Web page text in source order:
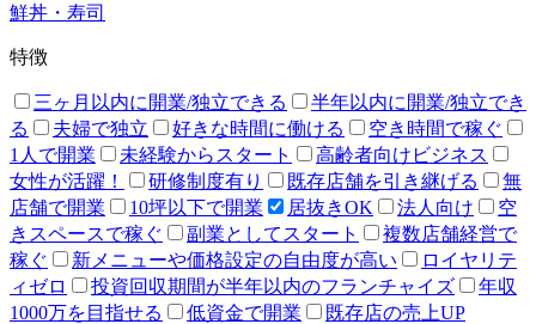
鮮丼・寿司
特徴
三ヶ月以内に開業/独立できる
半年以内に開業/独立でき
る
夫婦で独立 好きな時間に働ける
空き時間で稼ぐ
1人で開業
未経験からスタート
高齢者向けビジネス
女性が活躍！
研修制度有り 既存店舗を引き継げる
無
店舗で開業
10坪以下で開業 居抜きOK 法人向け
空
きスペースで稼ぐ
副業としてスタート
複数店舗経営で
稼ぐ
新メニューや価格設定の自由度が高い
ロイヤリテ
ィゼロ
投資回収期間が半年以内のフランチャイズ
年収
1000万を目指せる
低資金で開業 既存店の売上UP